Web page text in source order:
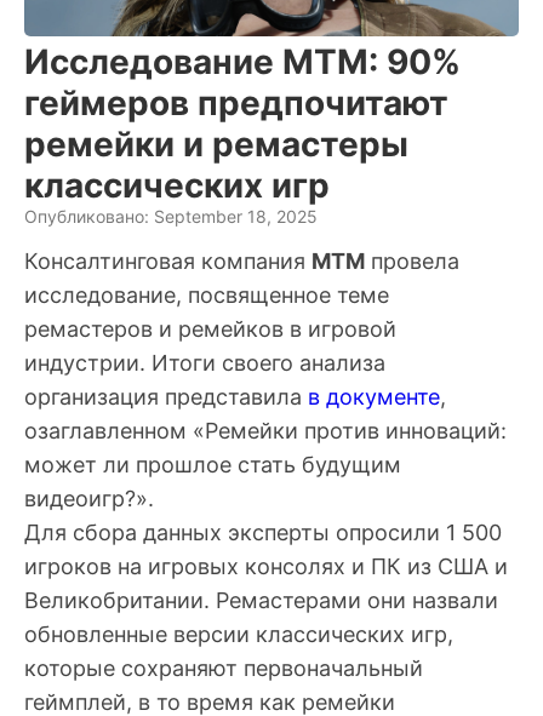
Исследование MTM: 90%
геймеров предпочитают
ремейки и ремастеры
классических игр
Опубликовано: September 18, 2025
Консалтинговая компания MTM провела
исследование, посвященное теме
ремастеров и ремейков в игровой
индустрии. Итоги своего анализа
организация представила в документе,
озаглавленном «Ремейки против инноваций:
может ли прошлое стать будущим
видеоигр?».
Для сбора данных эксперты опросили 1 500
игроков на игровых консолях и ПК из США и
Великобритании. Ремастерами они назвали
обновленные версии классических игр,
которые сохраняют первоначальный
геймплей, в то время как ремейки